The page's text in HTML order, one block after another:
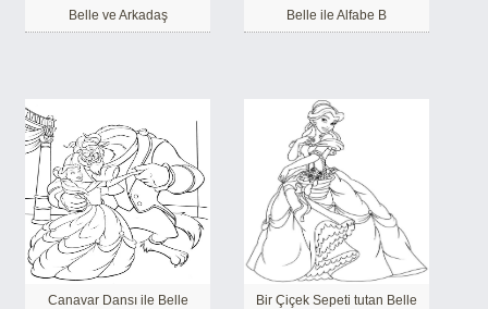
Belle ve Arkadaş Belle ile Alfabe B
Canavar Dansı ile Belle Bir Çiçek Sepeti tutan Belle